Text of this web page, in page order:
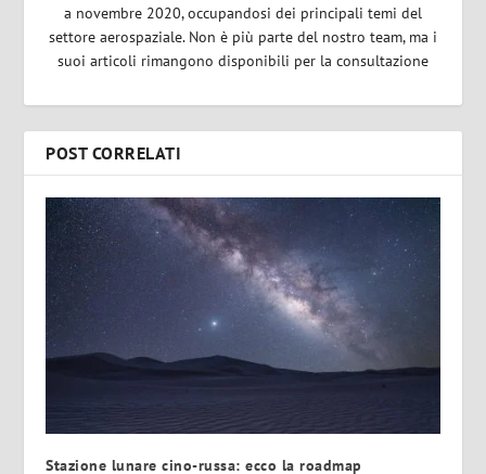
a novembre 2020, occupandosi dei principali temi del
settore aerospaziale. Non è più parte del nostro team, ma i
suoi articoli rimangono disponibili per la consultazione
POST CORRELATI
Stazione lunare cino-russa: ecco la roadmap